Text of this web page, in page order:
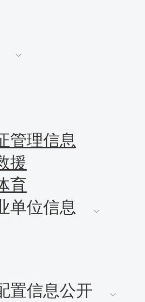
管理信息
援
育
单位信息
置信息公开